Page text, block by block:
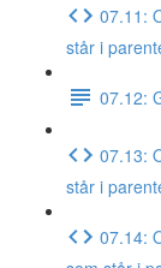
07.11:
står i
07.12:
07.13:
står i
07.14: